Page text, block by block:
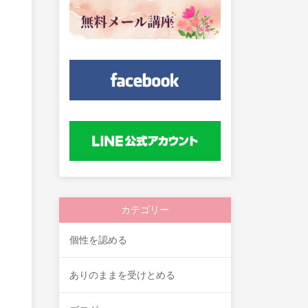
カテゴリー
個性を認める
ありのままを受けとめる